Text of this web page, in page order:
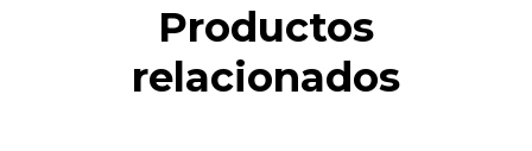
Productos
relacionados